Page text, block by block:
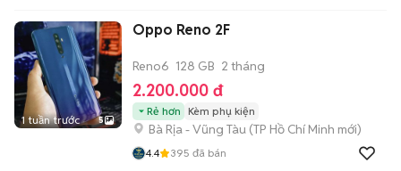
1 tuần trước 5
Oppo Reno 2F
Reno6 128 GB 2 tháng
2.200.000 đ
Rẻ hơn Kèm phụ kiện
Bà Rịa - Vũng Tàu (TP Hồ Chí Minh mới)
4.4 395 đã bán